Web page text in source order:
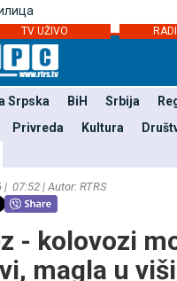
TV UŽIVO
Srpska BiH Srbija
Privreda Kultura
07:52 | Autor: RTRS
- kolovozi
magla u